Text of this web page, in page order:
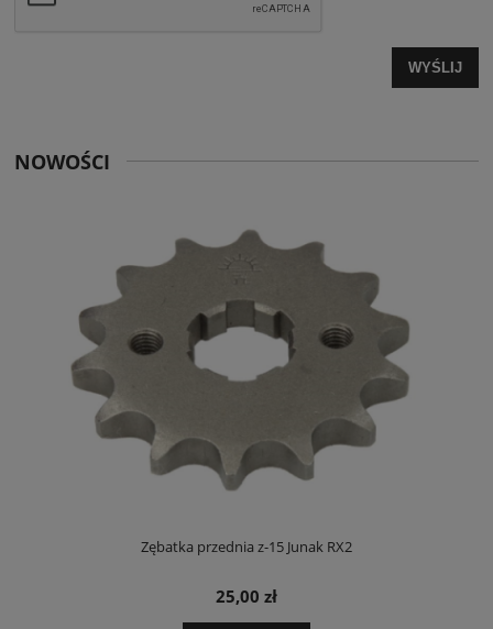
WYŚLIJ
NOWOŚCI
Zębatka przednia z-15 Junak RX2
25,00 zł